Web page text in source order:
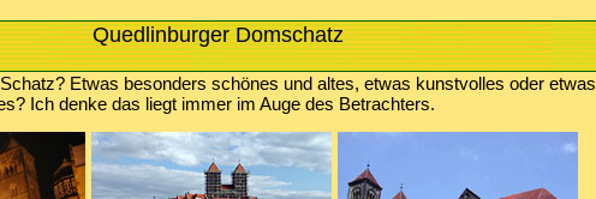
Quedlinburger Domschatz
Etwas besonders schönes und altes, etwas kunstvolles oder etwas
Ich denke das liegt immer im Auge des Betrachters.